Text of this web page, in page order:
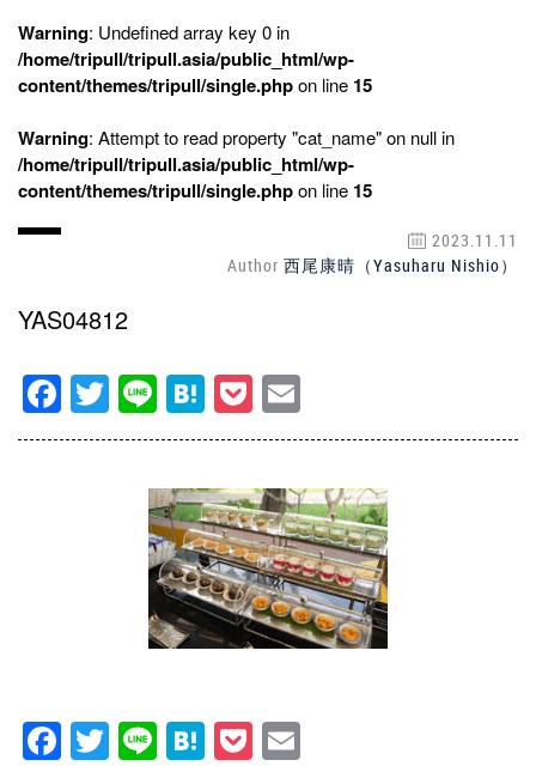
Warning: Undefined array key 0 in
/home/tripull/tripull.asia/public_html/wp-
content/themes/tripull/single.phpon line 15
Warning: Attempt to read property "cat_name" on null in
/home/tripull/tripull.asia/public_html/wp-
content/themes/tripull/single.phpon line 15
2023.11.11
Author 西尾康晴（Yasuharu Nishio）
YAS04812
Facebook
Twitter
LineHatenaPocket
Facebook
Twitter
LineHatenaPocket